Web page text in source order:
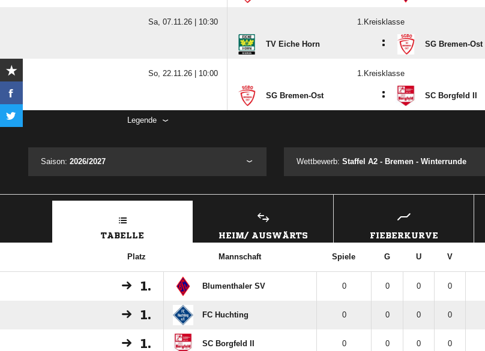
Sa, 07.11.26 | 10:30 1.Kreisklasse
TV Eiche Horn : SG Bremen-Ost
So, 22.11.26 | 10:00 1.Kreisklasse
SG Bremen-Ost : SC Borgfeld II
Legende
Saison: 2026/2027 Wettbewerb:Staffel A2 - Bremen - Winterrunde
TABELLE HEIM/ AUSWÄRTS FIEBERKURVE
Platz Mannschaft Spiele G U V
1. Blumenthaler SV 0 0 0 0
1. FC Huchting 0 0 0 0
1. SC Borgfeld II 0 0 0 0